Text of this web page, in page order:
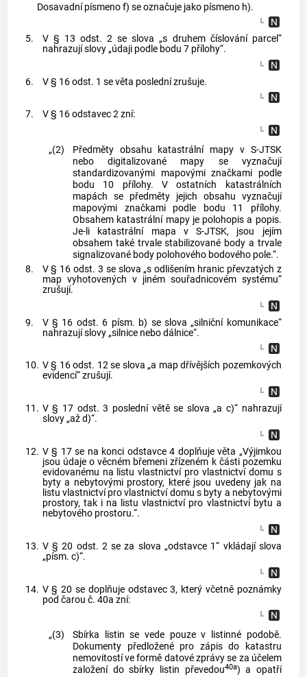
Dosavadní písmeno f) se označuje jako písmeno h).
5.
V § 13 odst. 2 se slova „s druhem číslování parcel“
nahrazují slovy „údaji podle bodu 7 přílohy“.
6. V § 16 odst. 1 se věta poslední zrušuje.
7. V § 16 odstavec 2 zní:
„(2)
Předměty obsahu katastrální mapy v S-JTSK
nebo digitalizované mapy se vyznačují
standardizovanými mapovými značkami podle
bodu 10 přílohy. V ostatních katastrálních
mapách se předměty jejich obsahu vyznačují
mapovými značkami podle bodu 11 přílohy.
Obsahem katastrální mapy je polohopis a popis.
Je-li katastrální mapa v S-JTSK, jsou jejím
obsahem také trvale stabilizované body a trvale
signalizované body polohového bodového pole.“.
8.
V § 16 odst. 3 se slova „s odlišením hranic převzatých z
map vyhotovených v jiném souřadnicovém systému“
zrušují.
9.
V § 16 odst. 6 písm. b) se slova „silniční komunikace“
nahrazují slovy „silnice nebo dálnice“.
10. V § 16 odst. 12 se slova „a map dřívějších pozemkových
evidencí“ zrušují.
11. V § 17 odst. 3 poslední větě se slova „a c)“ nahrazují
slovy „až d)“.
12. V § 17 se na konci odstavce 4 doplňuje věta „Výjimkou
jsou údaje o věcném břemeni zřízeném k části pozemku
evidovanému na listu vlastnictví pro vlastnictví domu s
byty a nebytovými prostory, které jsou uvedeny jak na
listu vlastnictví pro vlastnictví domu s byty a nebytovými
prostory, tak i na listu vlastnictví pro vlastnictví bytu a
nebytového prostoru.“.
13. V § 20 odst. 2 se za slova „odstavce 1“ vkládají slova
„písm. c)“.
14. V § 20 se doplňuje odstavec 3, který včetně poznámky
pod čarou č. 40a zní:
„(3)
Sbírka listin se vede pouze v listinné podobě.
Dokumenty předložené pro zápis do katastru
nemovitostí ve formě datové zprávy se za účelem
založení do sbírky listin převedou40a) a opatří